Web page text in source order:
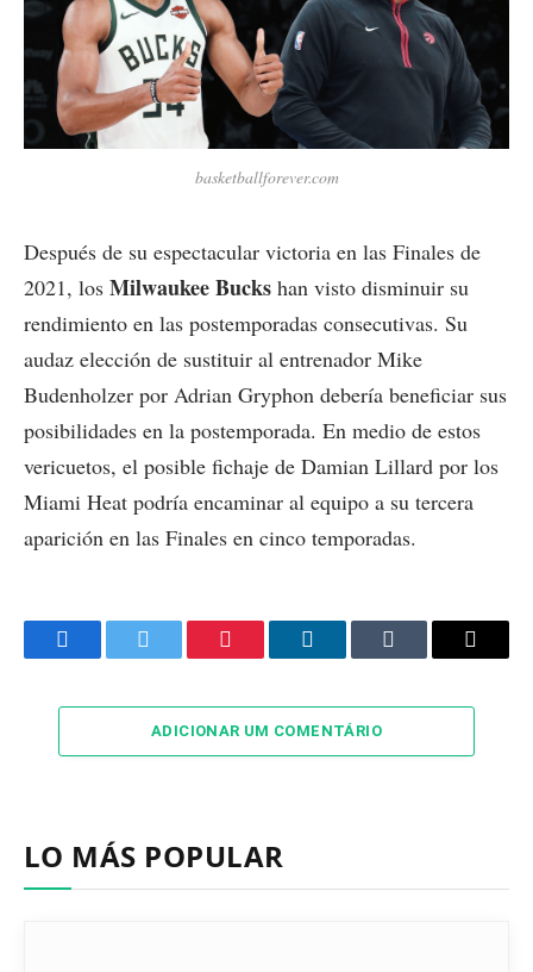
basketballforever.com
Después de su espectacular victoria en las Finales de
2021, los Milwaukee Bucks han visto disminuir su
rendimiento en las postemporadas consecutivas. Su
audaz elección de sustituir al entrenador Mike
Budenholzer por Adrian Gryphon debería beneficiar sus
posibilidades en la postemporada. En medio de estos
vericuetos, el posible fichaje de Damian Lillard por los
Miami Heat podría encaminar al equipo a su tercera
aparición en las Finales en cinco temporadas.
FacebookTwitter Pinterest LinkedInTumblr Email
ADICIONAR UM COMENTÁRIO
LO MÁS POPULAR